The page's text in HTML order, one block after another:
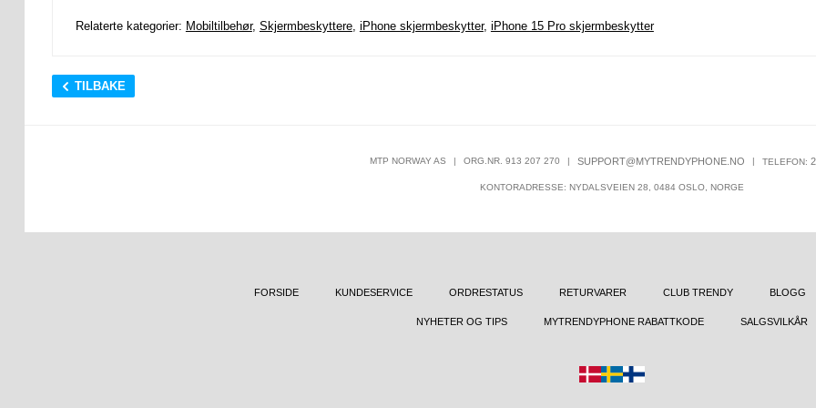
Relaterte kategorier: Mobiltilbehør, Skjermbeskyttere, iPhone skjermbeskytter, iPhone 15 Pro skjermbeskytter
TILBAKE
MTP NORWAY AS | ORG.NR. 913 207 270 | SUPPORT@MYTRENDYPHONE.NO | TELEFON:
KONTORADRESSE: NYDALSVEIEN 28, 0484 OSLO, NORGE
FORSIDE KUNDESERVICE ORDRESTATUS RETURVARER CLUB TRENDY BLOGG
NYHETER OG TIPS MYTRENDYPHONE RABATTKODE SALGSVILKÅR